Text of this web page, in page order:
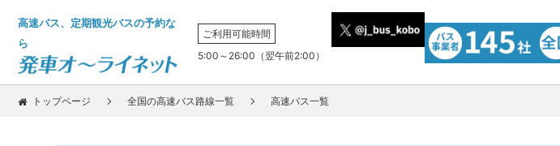
高速バス、定期観光バスの予約な
ら
ご利用可能時間
5:00～26:00（翌午前2:00）
トップページ 全国の高速バス路線一覧 高速バス一覧